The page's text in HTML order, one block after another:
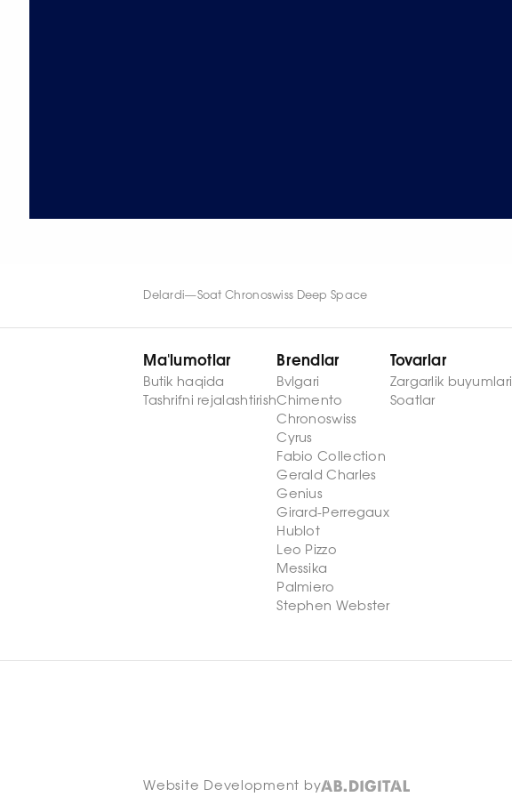
Delardi—Soat Chronoswiss Deep Space
Ma'lumotlar
Butik haqida
Tashrifni rejalashtirish
Brendlar
Bvlgari
Chimento
Chronoswiss
Cyrus
Fabio Collection
Gerald Charles
Genius
Girard-Perregaux
Hublot
Leo Pizzo
Messika
Palmiero
Stephen Webster
Tovarlar
Zargarlik buyumlari
Soatlar
Website Development by